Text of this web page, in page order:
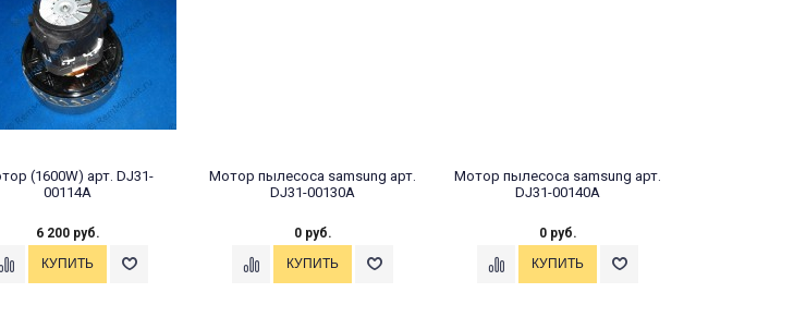
(1600W) арт. DJ31-
00114A
6 200 руб.
Мотор пылесоса samsung арт.
DJ31-00130A
0 руб.
Мотор пылесоса samsung арт.
DJ31-00140A
0 руб.